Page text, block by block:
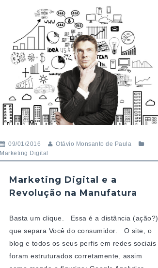
09/01/2016
Otávio Monsanto de Paula
Marketing Digital
Marketing Digital e a
Revolução na Manufatura
Basta um clique. Essa é a distância (ação?)
que separa Você do consumidor. O site, o
blog e todos os seus perfis em redes sociais
foram estruturados corretamente, assim